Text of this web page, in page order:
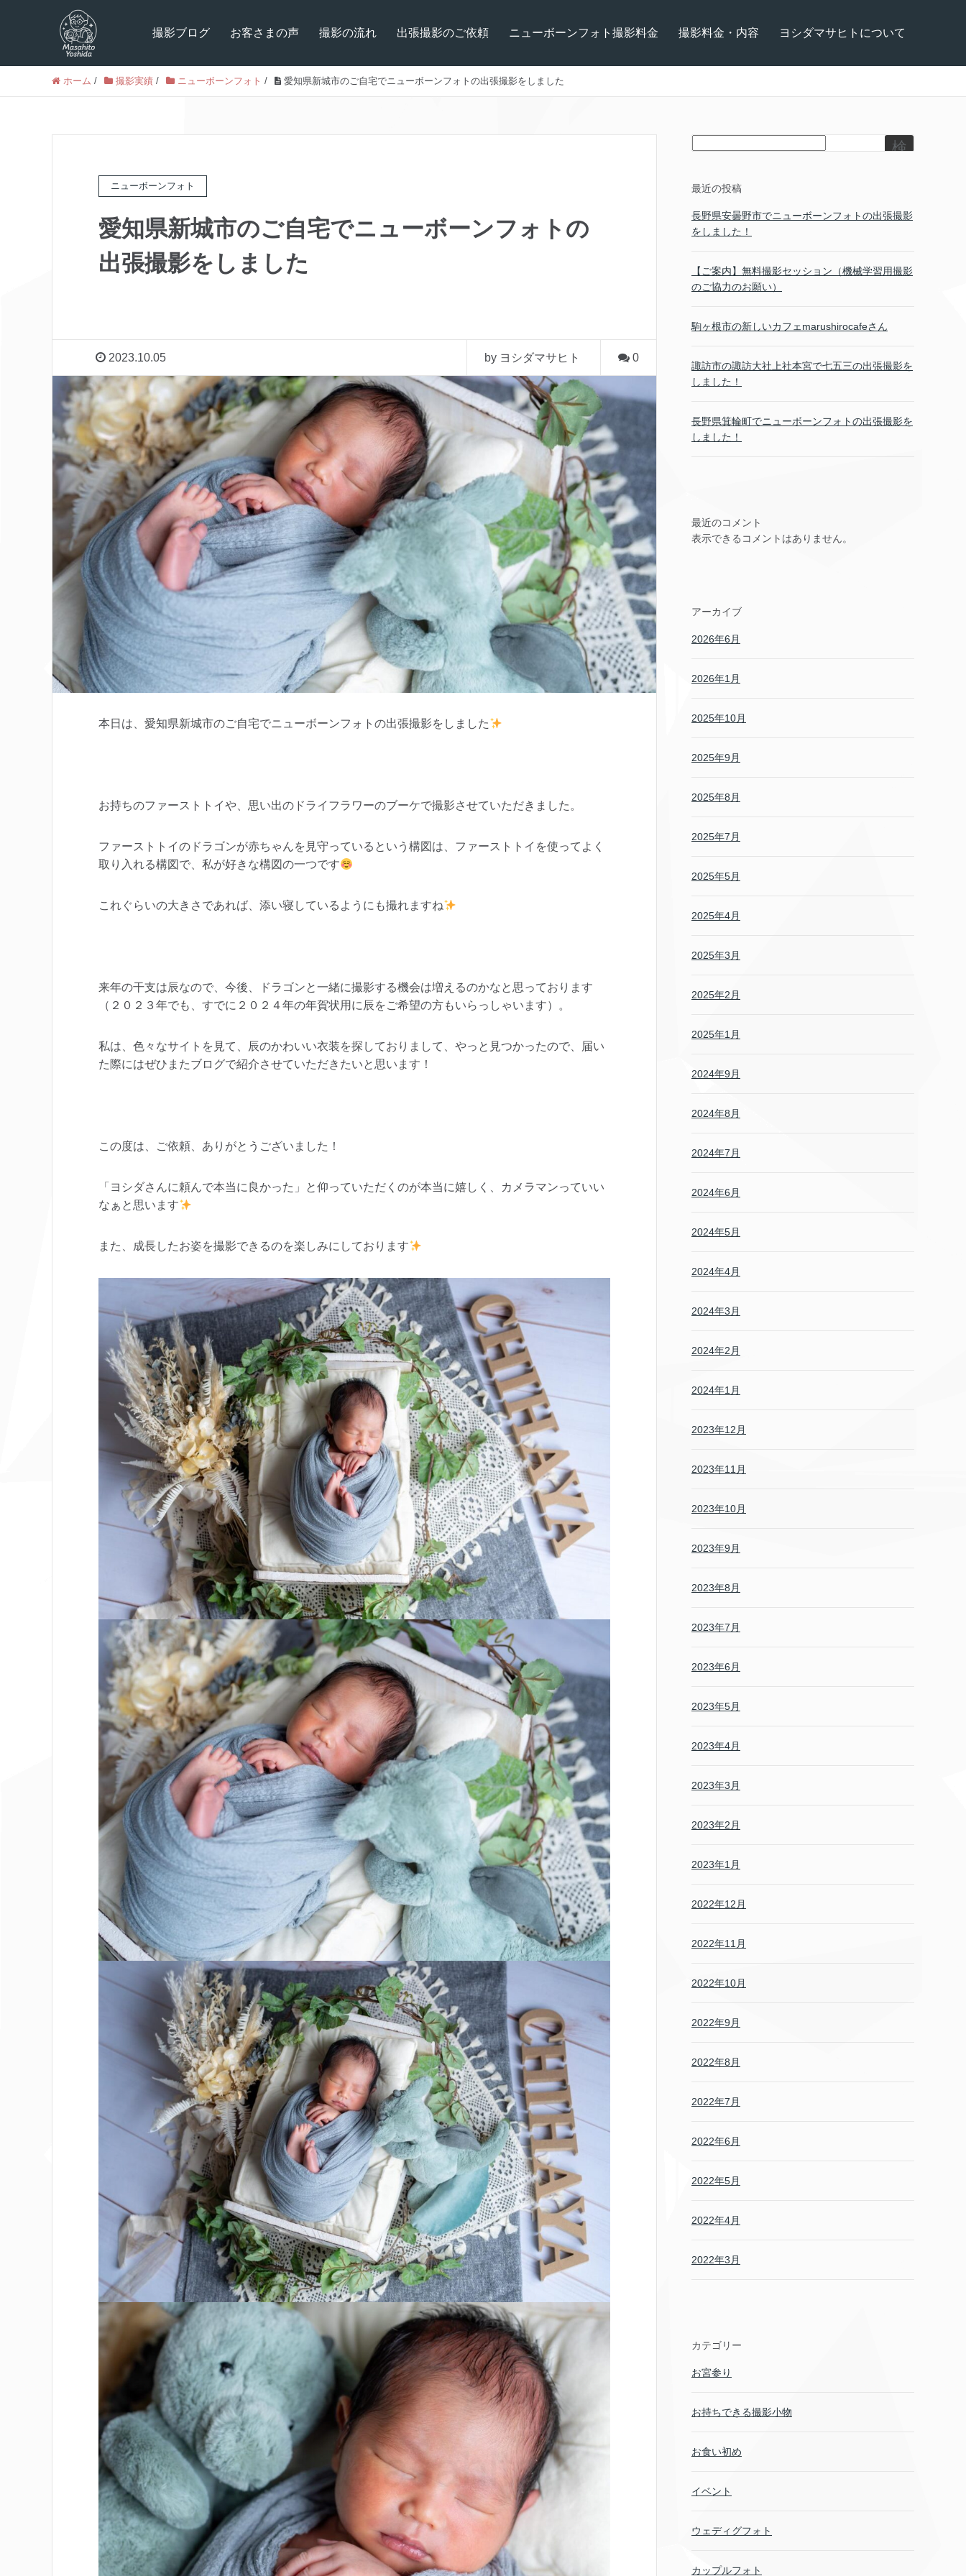
撮影ブログ お客さまの声 撮影の流れ 出張撮影のご依頼 ニューボーンフォト撮影料金 撮影料金・内容 ヨシダマサヒトについて
ホーム / 撮影実績 / ニューボーンフォト / 愛知県新城市のご自宅でニューボーンフォトの出張撮影をしました
ニューボーンフォト
愛知県新城市のご自宅でニューボーンフォトの
出張撮影をしました
2023.10.05 by ヨシダマサヒト 0
本日は、愛知県新城市のご自宅でニューボーンフォトの出張撮影をしました
お持ちのファーストトイや、思い出のドライフラワーのブーケで撮影させていただきました。
ファーストトイのドラゴンが赤ちゃんを見守っているという構図は、ファーストトイを使ってよく
取り入れる構図で、私が好きな構図の一つです
これぐらいの大きさであれば、添い寝しているようにも撮れますね
来年の干支は辰なので、今後、ドラゴンと一緒に撮影する機会は増えるのかなと思っております
（２０２３年でも、すでに２０２４年の年賀状用に辰をご希望の方もいらっしゃいます）。
私は、色々なサイトを見て、辰のかわいい衣装を探しておりまして、やっと見つかったので、届い
た際にはぜひまたブログで紹介させていただきたいと思います！
この度は、ご依頼、ありがとうございました！
「ヨシダさんに頼んで本当に良かった」と仰っていただくのが本当に嬉しく、カメラマンっていい
なぁと思います
また、成長したお姿を撮影できるのを楽しみにしております
検
最近の投稿
長野県安曇野市でニューボーンフォトの出張撮影
をしました！
【ご案内】無料撮影セッション（機械学習用撮影
のご協力のお願い）
駒ヶ根市の新しいカフェmarushirocafeさん
諏訪市の諏訪大社上社本宮で七五三の出張撮影を
しました！
長野県箕輪町でニューボーンフォトの出張撮影を
しました！
最近のコメント
表示できるコメントはありません。
アーカイブ
2026年6月
2026年1月
2025年10月
2025年9月
2025年8月
2025年7月
2025年5月
2025年4月
2025年3月
2025年2月
2025年1月
2024年9月
2024年8月
2024年7月
2024年6月
2024年5月
2024年4月
2024年3月
2024年2月
2024年1月
2023年12月
2023年11月
2023年10月
2023年9月
2023年8月
2023年7月
2023年6月
2023年5月
2023年4月
2023年3月
2023年2月
2023年1月
2022年12月
2022年11月
2022年10月
2022年9月
2022年8月
2022年7月
2022年6月
2022年5月
2022年4月
2022年3月
カテゴリー
お宮参り
お持ちできる撮影小物
お食い初め
イベント
ウェディグフォト
カップルフォト